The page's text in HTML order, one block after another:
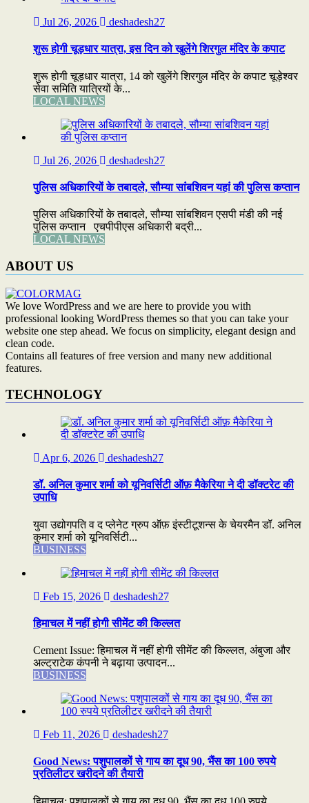
Jul 26, 2026 deshadesh27
शुरू होगी चूड़धार यात्रा, इस दिन को खुलेंगे शिरगुल मंदिर के कपाट
शुरू होगी चूड़धार यात्रा, 14 को खुलेंगे शिरगुल मंदिर के कपाट चूड़ेश्वर
सेवा समिति यात्रियों के...
LOCAL NEWS
Jul 26, 2026 deshadesh27
पुलिस अधिकारियों के तबादले, सौम्या सांबशिवन यहां की पुलिस कप्तान
पुलिस अधिकारियों के तबादले, सौम्या सांबशिवन एसपी मंडी की नई
पुलिस कप्तान एचपीपीएस अधिकारी बद्री...
LOCAL NEWS
ABOUT US
We love WordPress and we are here to provide you with
professional looking WordPress themes so that you can take your
website one step ahead. We focus on simplicity, elegant design and
clean code.
Contains all features of free version and many new additional
features.
TECHNOLOGY
Apr 6, 2026 deshadesh27
डॉ. अनिल कुमार शर्मा को यूनिवर्सिटी ऑफ़ मैकेरिया ने दी डॉक्टरेट की
उपाधि
युवा उद्योगपति व द प्लेनेट ग्रुप ऑफ़ इंस्टीटूशन्स के चेयरमैन डॉ. अनिल
कुमार शर्मा को यूनिवर्सिटी...
BUSINESS
Feb 15, 2026 deshadesh27
हिमाचल में नहीं होगी सीमेंट की किल्लत
Cement Issue: हिमाचल में नहीं होगी सीमेंट की किल्लत, अंबुजा और
अल्ट्राटेक कंपनी ने बढ़ाया उत्पादन...
BUSINESS
Feb 11, 2026 deshadesh27
Good News: पशुपालकों से गाय का दूध 90, भैंस का 100 रुपये
प्रतिलीटर खरीदने की तैयारी